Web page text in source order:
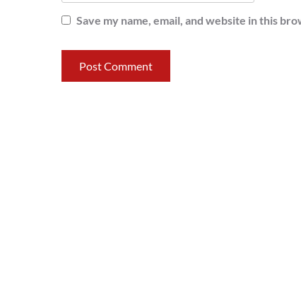
Save my name, email, and website in this